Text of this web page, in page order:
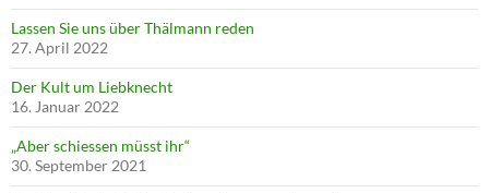
Lassen Sie uns über Thälmann reden
27. April 2022
Der Kult um Liebknecht
16. Januar 2022
„Aber schiessen müsst ihr“
30. September 2021